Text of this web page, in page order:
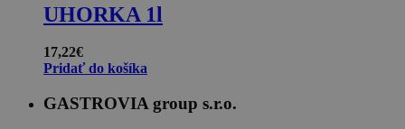
UHORKA 1l
17,22€
Pridať do košíka
GASTROVIA group s.r.o.